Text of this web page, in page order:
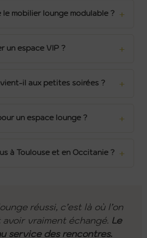
le mobilier lounge modulable ?
un espace VIP ?
il aux petites soirées ?
un espace lounge ?
à Toulouse et en Occitanie ?
réussi, c’est là où l’on
avoir vraiment échangé. Le
service des rencontres.